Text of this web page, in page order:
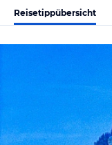
Reisetippübersicht